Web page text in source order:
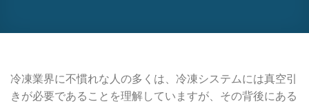
冷凍業界に不慣れな人の多くは、冷凍システムには真空引
きが必要であることを理解していますが、その背後にある